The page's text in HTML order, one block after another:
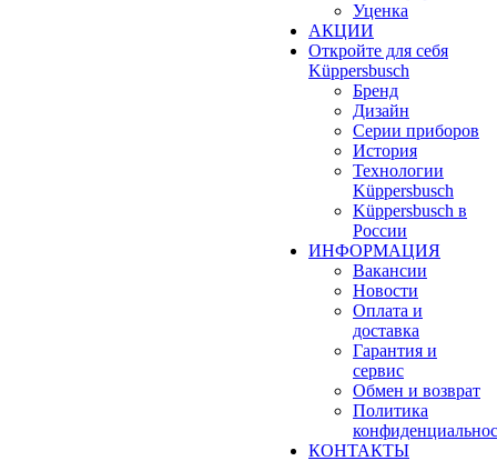
Уценка
АКЦИИ
Откройте для себя
Küppersbusch
Бренд
Дизайн
Серии приборов
История
Технологии
Küppersbusch
Küppersbusch в
России
ИНФОРМАЦИЯ
Вакансии
Новости
Оплата и
доставка
Гарантия и
сервис
Обмен и возврат
Политика
КОНТАКТЫ